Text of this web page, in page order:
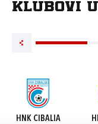
Klubovi
HNK CIBALIA